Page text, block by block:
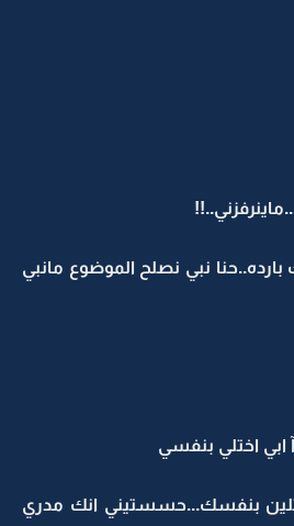
نبي نصلح الموضوع مانبي
ابي اختلي بنفسي
تختلين بنفسك...حسستيني انك مدري